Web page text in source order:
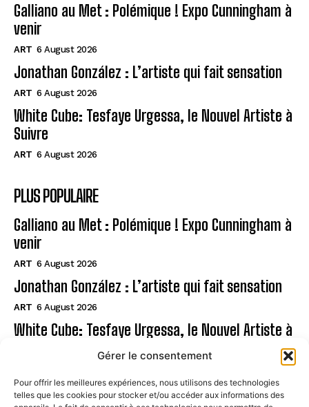
Gérer le consentement
Pour offrir les meilleures expériences, nous utilisons des technologies
telles que les cookies pour stocker et/ou accéder aux informations des
Galliano au Met : Polémique ! Expo Cunningham à
venir
ART 6 August 2026
Jonathan González : L’artiste qui fait sensation
ART 6 August 2026
White Cube: Tesfaye Urgessa, le Nouvel Artiste à
Suivre
ART 6 August 2026
PLUS POPULAIRE
Galliano au Met : Polémique ! Expo Cunningham à
venir
ART 6 August 2026
Jonathan González : L’artiste qui fait sensation
ART 6 August 2026
White Cube: Tesfaye Urgessa, le Nouvel Artiste à